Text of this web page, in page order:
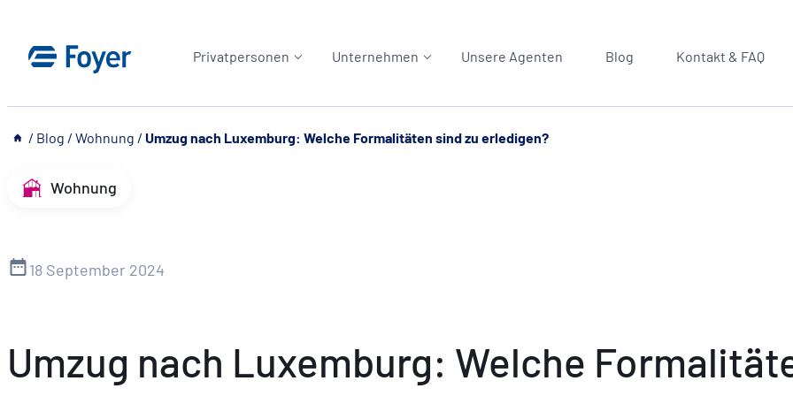
springen
Privatpersonen Unternehmen Unsere Agenten Blog Kontakt & FAQ
__ / Blog / Wohnung / Umzug nach Luxemburg: Welche Formalitäten sind zu erledigen?
Wohnung
18 September 2024
Umzug nach Luxemburg: Welche